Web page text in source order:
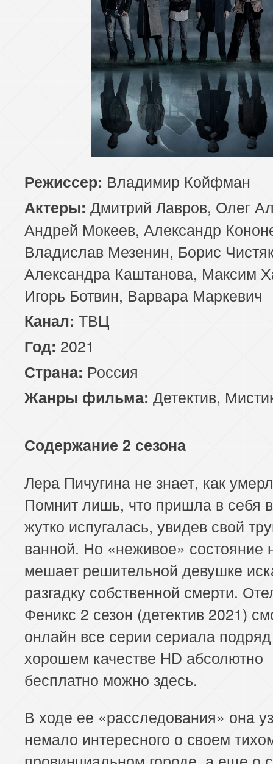
Режиссер: Владимир Койфман
Актеры: Дмитрий Лавров, Олег
Андрей Мокеев, Александр
Владислав Мезенин, Борис
Александра Каштанова, Максим
Игорь Ботвин, Варвара Маркевич
Канал: ТВЦ
Год: 2021
Страна: Россия
Жанры фильма: Детектив,
Содержание 2 сезона
Лера Пичугина не знает, как
Помнит лишь, что пришла в себя
жутко испугалась, увидев свой
ванной. Но «неживое» состояние
мешает решительной девушке
разгадку собственной смерти.
Феникс 2 сезон (детектив 2021)
онлайн все серии сериала
хорошем качестве HD абсолютно
бесплатно можно здесь.
В ходе ее «расследования» она
немало интересного о своем